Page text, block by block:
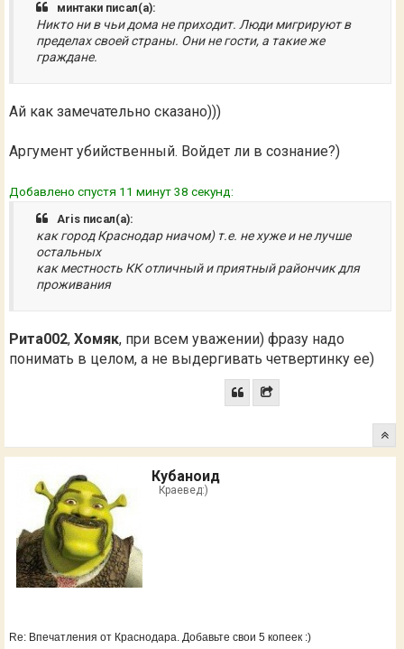
минтаки писал(а):
Никто ни в чьи дома не приходит. Люди мигрируют в
пределах своей страны. Они не гости, а такие же
граждане.
Ай как замечательно сказано)))
Аргумент убийственный. Войдет ли в сознание?)
Добавлено спустя 11 минут 38 секунд:
Aris писал(а):
как город Краснодар ниачом) т.е. не хуже и не лучше
остальных
как местность КК отличный и приятный райончик для
проживания
Рита002, Хомяк, при всем уважении) фразу надо
понимать в целом, а не выдергивать четвертинку ее)
Кубаноид
Краевед:)
Re: Впечатления от Краснодара. Добавьте свои 5 копеек :)